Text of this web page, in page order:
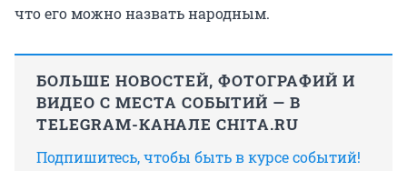
что его можно назвать народным.
БОЛЬШЕ НОВОСТЕЙ, ФОТОГРАФИЙ И
ВИДЕО С МЕСТА СОБЫТИЙ — В
TELEGRAM-КАНАЛЕ CHITA.RU
Подпишитесь, чтобы быть в курсе событий!